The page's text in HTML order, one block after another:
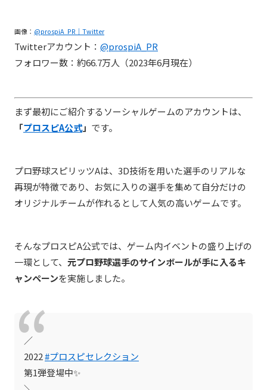
画像： @prospiA_PR｜Twitter
Twitterアカウント： @prospiA_PR
フォロワー数：約66.7万人（2023年6月現在）
まず最初にご紹介するソーシャルゲームのアカウントは、
「プロスピA公式」 です。
プロ野球スピリッツAは、3D技術を用いた選手のリアルな
再現が特徴であり、お気に入りの選手を集めて自分だけの
オリジナルチームが作れるとして人気の高いゲームです。
そんなプロスピA公式では、ゲーム内イベントの盛り上げの
一環として、 元プロ野球選手のサインボールが手に入るキ
ャンペーンを実施しました。
／
2022#プロスピセレクション
第1弾登場中✨